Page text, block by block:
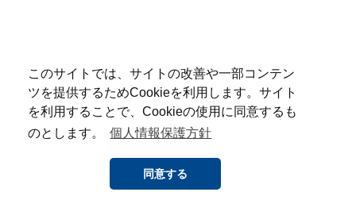
このサイトでは、サイトの改善や一部コンテン
ツを提供するためCookieを利用します。サイト
を利用することで、Cookieの使用に同意するも
のとします。
個人情報保護方針
同意する